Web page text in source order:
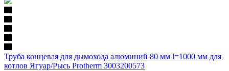
Труба концевая для дымохода алюминий 80 мм l=1000 мм для
котлов Ягуар/Рысь Protherm 3003200573